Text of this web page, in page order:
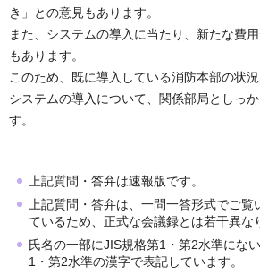
き」との意見もあります。
また、システムの導入に当たり、新たな費
もあります。
このため、既に導入している消防本部の状況
システムの導入について、関係部局としっ
す。
上記質問・答弁は速報版です。
上記質問・答弁は、一問一答形式でご
ているため、正式な会議録とは若干異な
氏名の一部にJIS規格第1・第2水準にな
1・第2水準の漢字で表記しています。